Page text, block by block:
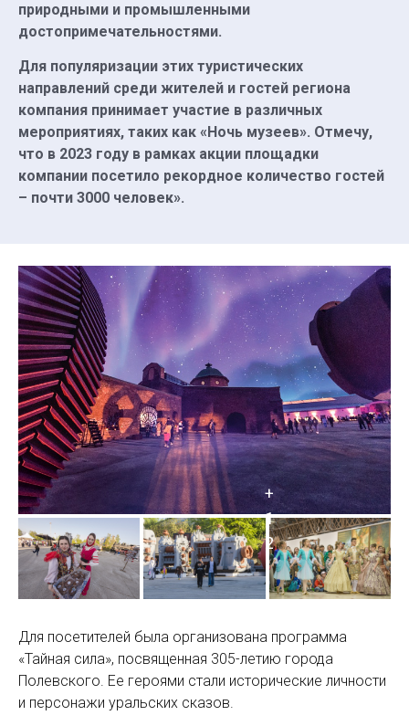
природными и промышленными
достопримечательностями.
Для популяризации этих туристических
направлений среди жителей и гостей региона
компания принимает участие в различных
мероприятиях, таких как «Ночь музеев». Отмечу,
что в 2023 году в рамках акции площадки
компании посетило рекордное количество гостей
– почти 3000 человек».
Для посетителей была организована программа
«Тайная сила», посвященная 305-летию города
Полевского. Ее героями стали исторические личности
и персонажи уральских сказов.